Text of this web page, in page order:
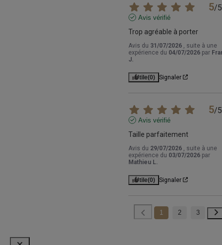
5/5
Avis vérifié
Trop agréable à porter
Avis du 31/07/2026
, suite à une
expérience du 04/07/2026 par
J.
Utile(0) Signaler
5/5
Avis vérifié
Taille parfaitement
Avis du 29/07/2026
, suite à une
expérience du 03/07/2026 par
Mathieu L.
Utile(0) Signaler
1 2 3